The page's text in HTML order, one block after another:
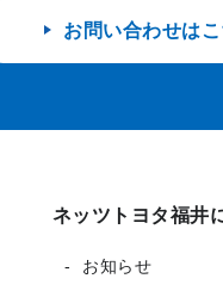
お問い合わせはこ
ネッツトヨタ福井
お知らせ